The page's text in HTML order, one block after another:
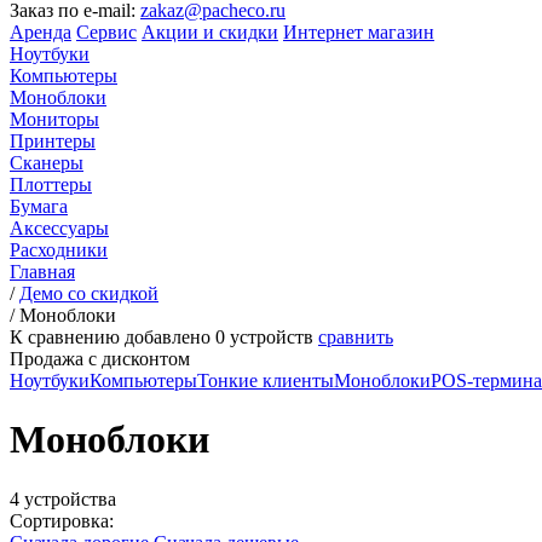
Заказ по e-mail: zakaz@pacheco.ru
Аренда Сервис Акции и скидки Интернет магазин
Ноутбуки
Компьютеры
Моноблоки
Мониторы
Принтеры
Сканеры
Плоттеры
Бумага
Аксессуары
Расходники
Главная
/ Демо со скидкой
/Моноблоки
К сравнению добавлено 0 устройств сравнить
Продажа с дисконтом
НоутбукиКомпьютерыТонкие клиентыМоноблокиPOS-
Моноблоки
4 устройства
Сортировка: